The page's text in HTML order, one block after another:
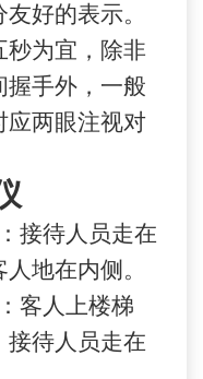
好的表示。
秒为宜，除非
握手外，一般
应两眼注视对
接待人员走在
地在内侧。
客人上楼梯
接待人员走在